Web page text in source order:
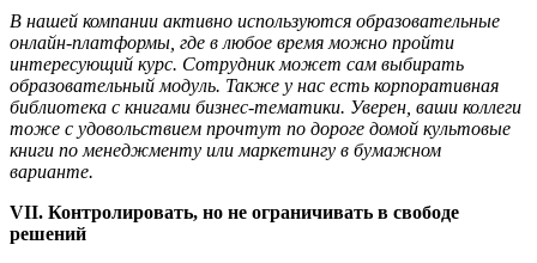
В нашей компании активно используются образовательные
онлайн-платформы, где в любое время можно пройти
интересующий курс. Сотрудник может сам выбирать
образовательный модуль. Также у нас есть корпоративная
библиотека с книгами бизнес-тематики. Уверен, ваши коллеги
тоже с удовольствием прочтут по дороге домой культовые
книги по менеджменту или маркетингу в бумажном
варианте.
VII. Контролировать, но не ограничивать в свободе
решений